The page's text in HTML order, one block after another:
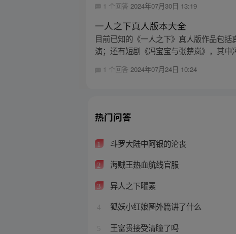
1 个回答2024年07月30日 13:19
一人之下真人版本大全
目前已知的《一人之下》真人版作品包
演；还有短剧《冯宝宝与张楚岚》，其
1 个回答2024年07月24日 10:24
热门问答
1 斗罗大陆中阿银的沦丧
2 海贼王热血航线官服
3 异人之下曜素
4 狐妖小红娘圈外篇讲了什么
5 王富贵接受清瞳了吗